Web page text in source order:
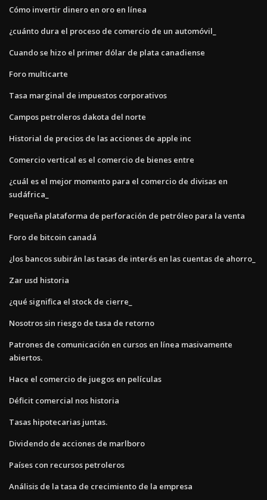
Cómo invertir dinero en oro en línea
¿cuánto dura el proceso de comercio de un automóvil_
Cuando se hizo el primer dólar de plata canadiense
Foro multicarte
Tasa marginal de impuestos corporativos
Campos petroleros dakota del norte
Historial de precios de las acciones de apple inc
Comercio vertical es el comercio de bienes entre
¿cuál es el mejor momento para el comercio de divisas en
sudáfrica_
Pequeña plataforma de perforación de petróleo para la venta
Foro de bitcoin canadá
¿los bancos subirán las tasas de interés en las cuentas de ahorro_
Zar usd historia
¿qué significa el stock de cierre_
Nosotros sin riesgo de tasa de retorno
Patrones de comunicación en cursos en línea masivamente
abiertos.
Hace el comercio de juegos en películas
Déficit comercial nos historia
Tasas hipotecarias juntas.
Dividendo de acciones de marlboro
Países con recursos petroleros
Análisis de la tasa de crecimiento de la empresa